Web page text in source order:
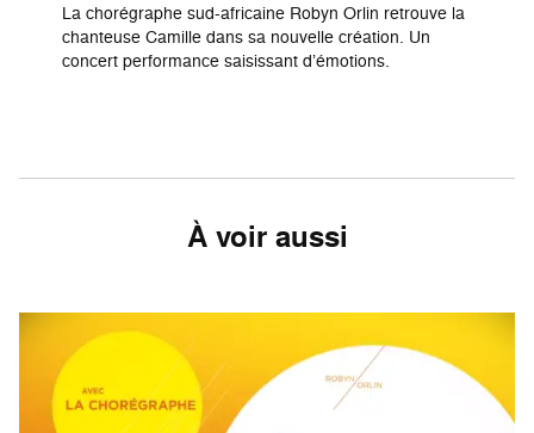
La chorégraphe sud-africaine Robyn Orlin retrouve la
chanteuse Camille dans sa nouvelle création. Un
concert performance saisissant d’émotions.
À voir aussi